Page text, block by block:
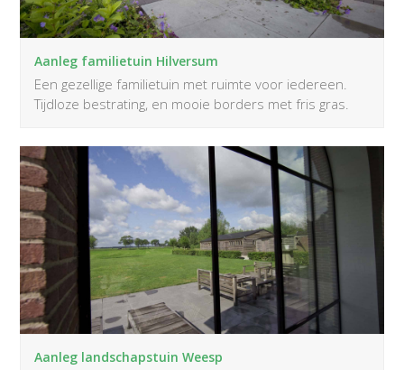
Aanleg familietuin Hilversum
Een gezellige familietuin met ruimte voor iedereen.
Tijdloze bestrating, en mooie borders met fris gras.
Aanleg landschapstuin Weesp